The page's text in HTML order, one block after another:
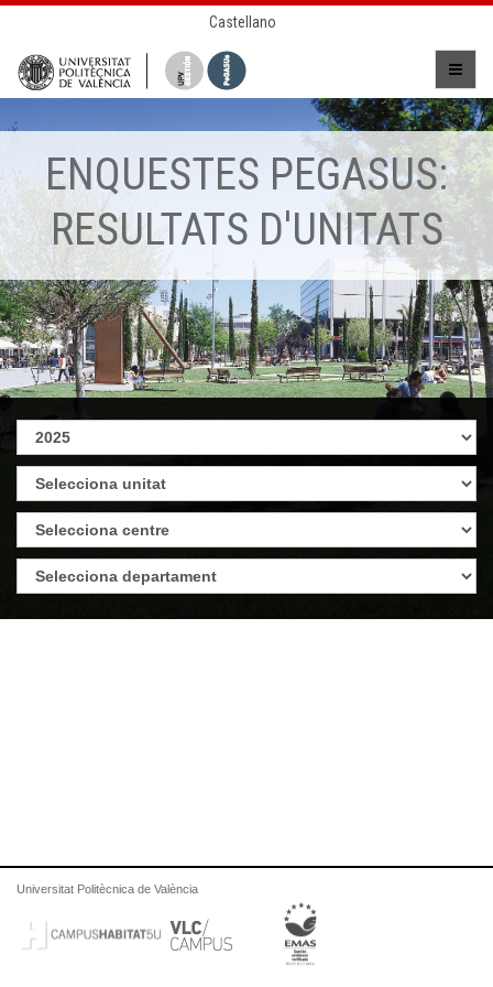
Castellano
ENQUESTES PEGASUS:
RESULTATS D'UNITATS
Universitat Politècnica de València